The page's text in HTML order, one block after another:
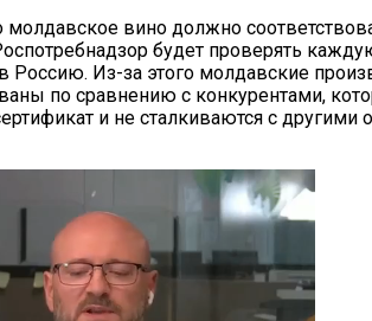
молдавское вино должно
будет проверять
Из-за этого молдавские
по сравнению с конкурентами,
и не сталкиваются с другими